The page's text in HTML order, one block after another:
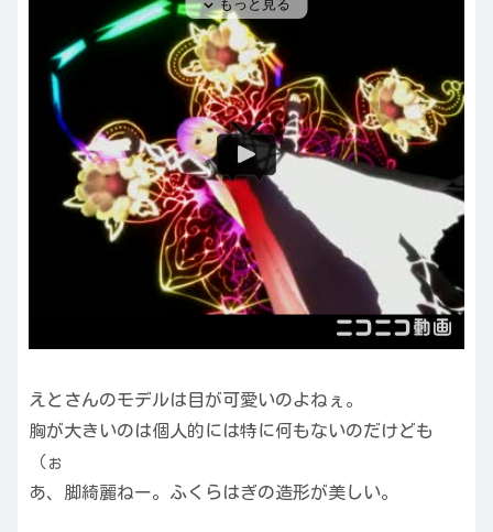
えとさんのモデルは目が可愛いのよねぇ。
胸が大きいのは個人的には特に何もないのだけども
（ぉ
あ、脚綺麗ねー。ふくらはぎの造形が美しい。